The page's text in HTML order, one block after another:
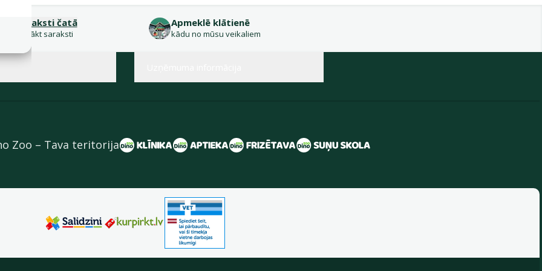
Raksti čatā
sākt saraksti
Apmeklē klātienē
kādu no mūsu veikaliem
Zoo – Tava teritorija